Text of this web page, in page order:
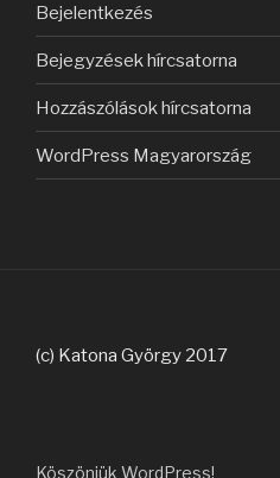
Bejelentkezés
Bejegyzések hírcsatorna
Hozzászólások hírcsatorna
WordPress Magyarország
(c) Katona György 2017
Köszönjük WordPress!